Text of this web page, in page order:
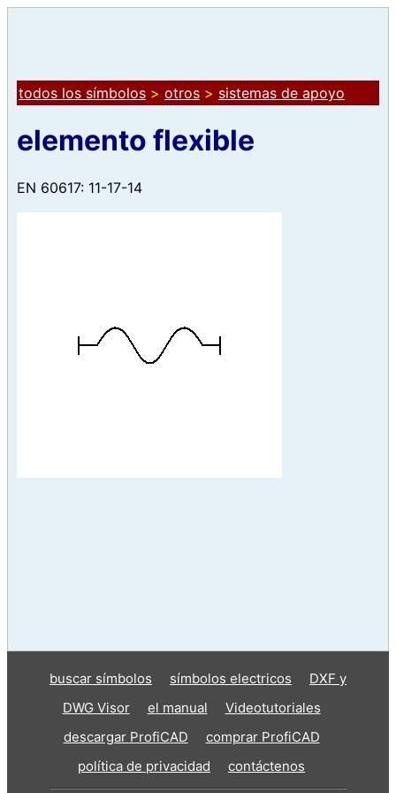
todos los símbolos > otros > sistemas de apoyo
elemento flexible
EN 60617: 11-17-14
buscar símbolos símbolos electricos
DXF y
DWG Visor
el manual
Videotutoriales
descargar ProfiCAD
comprar ProfiCAD
política de privacidad
contáctenos